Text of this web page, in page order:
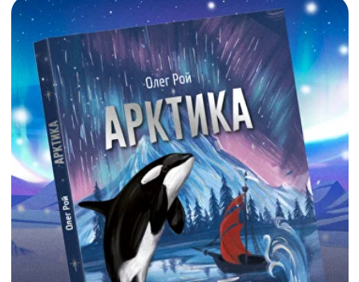
ЗДЕСЬ НАШ ДОМ И
МЫ СЕМЬЯ! ТЫ И Я! РОССИЯ - ЭТО МЫ